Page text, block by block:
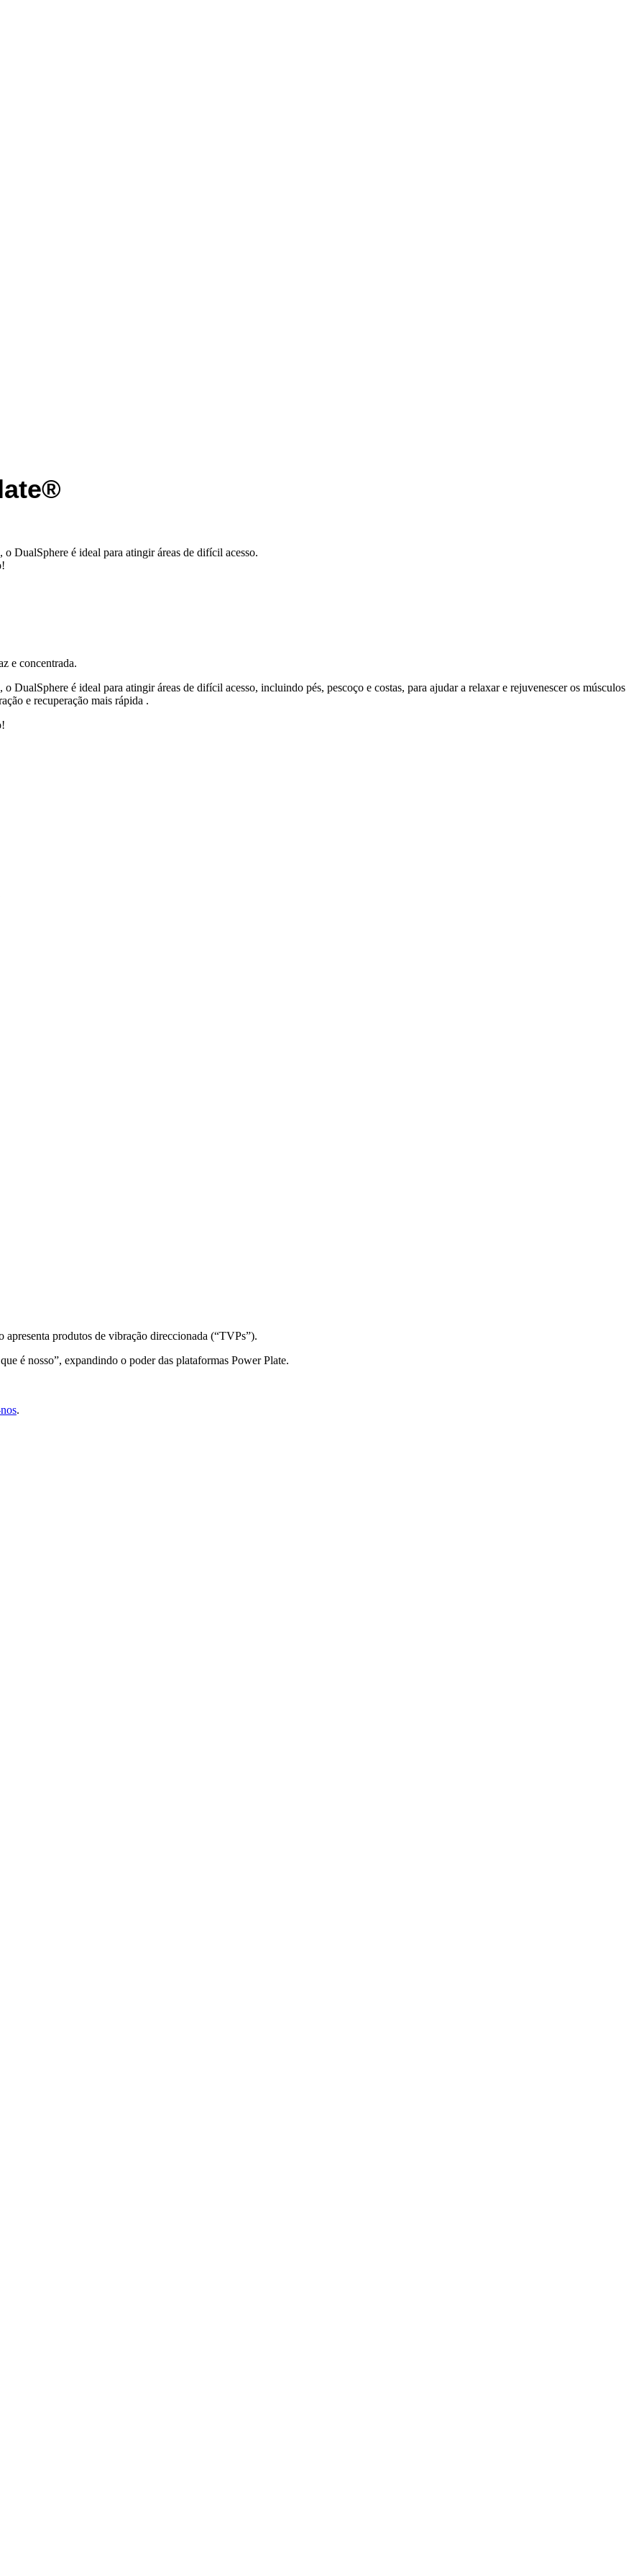
DualSphere é ideal para atingir áreas de difícil acesso.
e concentrada.
é ideal para atingir áreas de difícil acesso, incluindo pés, pescoço e costas, para ajudar a relaxar e rejuvenescer os músculos
e recuperação mais rápida .
produtos de vibração direccionada (“TVPs”).
é nosso”, expandindo o poder das plataformas Power Plate.
.